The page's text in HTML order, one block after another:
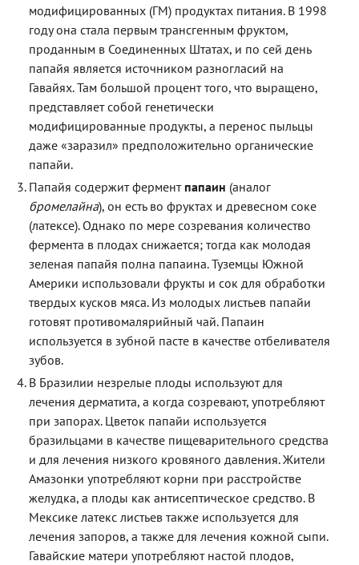
модифицированных (ГМ) продуктах питания. В 1998
году она стала первым трансгенным фруктом,
проданным в Соединенных Штатах, и по сей день
папайя является источником разногласий на
Гавайях. Там большой процент того, что выращено,
представляет собой генетически
модифицированные продукты, а перенос пыльцы
даже «заразил» предположительно органические
папайи.
Папайя содержит фермент папаин (аналог
бромелайна), он есть во фруктах и древесном соке
(латексе). Однако по мере созревания количество
фермента в плодах снижается; тогда как молодая
зеленая папайя полна папаина. Туземцы Южной
Америки использовали фрукты и сок для обработки
твердых кусков мяса. Из молодых листьев папайи
готовят противомалярийный чай. Папаин
используется в зубной пасте в качестве отбеливателя
зубов.
В Бразилии незрелые плоды используют для
лечения дерматита, а когда созревают, употребляют
при запорах. Цветок папайи используется
бразильцами в качестве пищеварительного средства
и для лечения низкого кровяного давления. Жители
Амазонки употребляют корни при расстройстве
желудка, а плоды как антисептическое средство. В
Мексике латекс листьев также используется для
лечения запоров, а также для лечения кожной сыпи.
Гавайские матери употребляют настой плодов,